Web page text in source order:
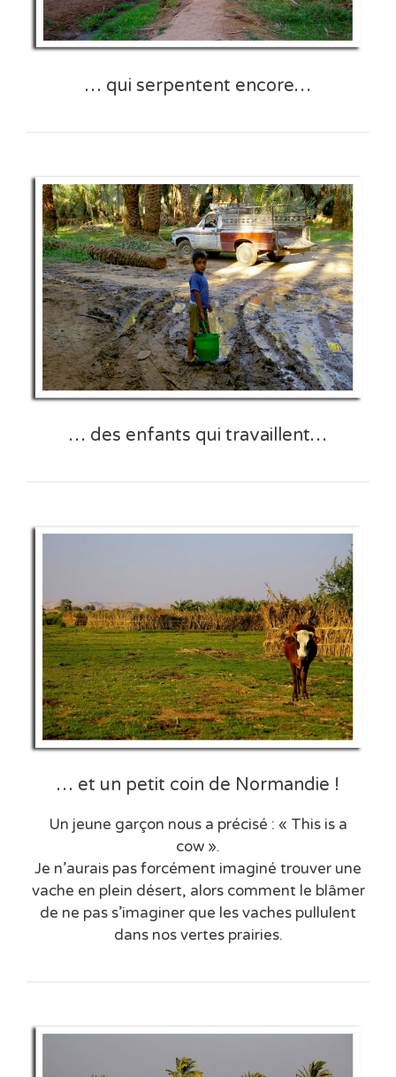
… qui serpentent encore…
… des enfants qui travaillent…
… et un petit coin de Normandie !
Un jeune garçon nous a précisé : « This is a
cow ».
Je n’aurais pas forcément imaginé trouver une
vache en plein désert, alors comment le blâmer
de ne pas s’imaginer que les vaches pullulent
dans nos vertes prairies.